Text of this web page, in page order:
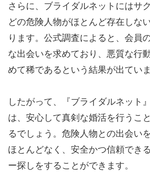
さらに、ブライダルネットにはサ
どの危険人物がほとんど存在しな
ります。公式調査によると、会員
な出会いを求めており、悪質な行
めて稀であるという結果が出ていま
したがって、『ブライダルネット
は、安心して真剣な婚活を行うこ
るでしょう。危険人物との出会い
ほとんどなく、安全かつ信頼でき
ー探しをすることができます。